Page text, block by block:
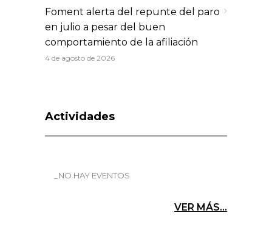
Foment alerta del repunte del paro
en julio a pesar del buen
comportamiento de la afiliación
4 de agosto de 2026
Actividades
_NO HAY EVENTOS
VER MÁS...